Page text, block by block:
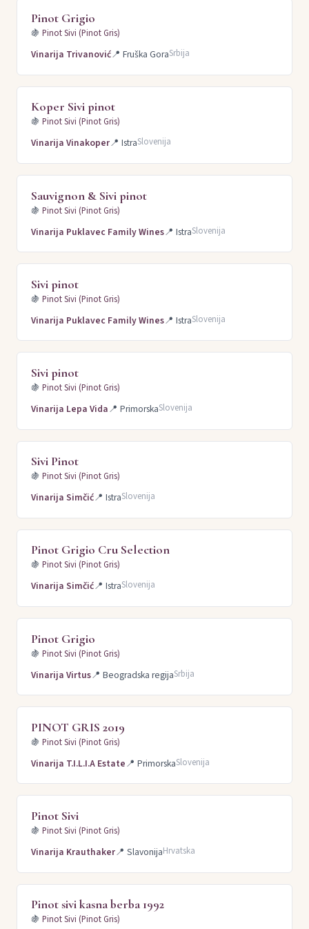
Pinot Grigio
🍇 Pinot Sivi (Pinot Gris)
Vinarija Trivanović📍 Fruška GoraSrbija
Koper Sivi pinot
🍇 Pinot Sivi (Pinot Gris)
Vinarija Vinakoper📍 IstraSlovenija
Sauvignon & Sivi pinot
🍇 Pinot Sivi (Pinot Gris)
Vinarija Puklavec Family Wines📍 IstraSlovenija
Sivi pinot
🍇 Pinot Sivi (Pinot Gris)
Vinarija Puklavec Family Wines📍 IstraSlovenija
Sivi pinot
🍇 Pinot Sivi (Pinot Gris)
Vinarija Lepa Vida📍 PrimorskaSlovenija
Sivi Pinot
🍇 Pinot Sivi (Pinot Gris)
Vinarija Simčić📍 IstraSlovenija
Pinot Grigio Cru Selection
🍇 Pinot Sivi (Pinot Gris)
Vinarija Simčić📍 IstraSlovenija
Pinot Grigio
🍇 Pinot Sivi (Pinot Gris)
Vinarija Virtus📍 Beogradska regijaSrbija
PINOT GRIS 2019
🍇 Pinot Sivi (Pinot Gris)
Vinarija T.I.L.I.A Estate📍 PrimorskaSlovenija
Pinot Sivi
🍇 Pinot Sivi (Pinot Gris)
Vinarija Krauthaker📍 SlavonijaHrvatska
Pinot sivi kasna berba 1992
🍇 Pinot Sivi (Pinot Gris)